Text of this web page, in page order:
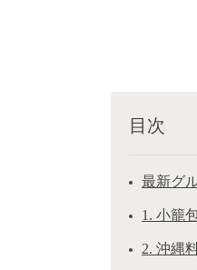
目次
最新グ
1. 小籠
2. 沖縄